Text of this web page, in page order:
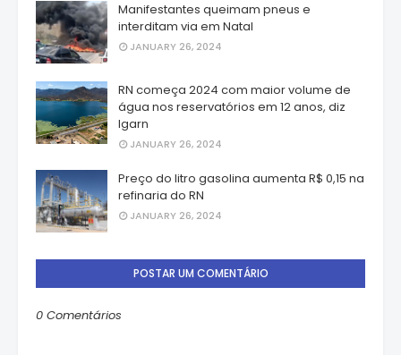
Manifestantes queimam pneus e
interditam via em Natal
JANUARY 26, 2024
RN começa 2024 com maior volume de
água nos reservatórios em 12 anos, diz
Igarn
JANUARY 26, 2024
Preço do litro gasolina aumenta R$ 0,15 na
refinaria do RN
JANUARY 26, 2024
POSTAR UM COMENTÁRIO
0 Comentários